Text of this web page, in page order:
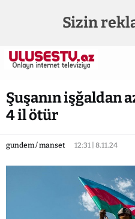
Sizin
Şuşanın işğaldan
4 il ötür
gundem / manset 12:31 | 8.11.24